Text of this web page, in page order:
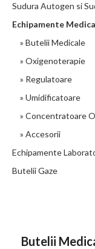
Sudura Autogen si
Echipamente
» Butelii Medicale
» Oxigenoterapie
» Regulatoare
» Umidificatoare
» Concentratoare
» Accesorii
Echipamente
Butelii Gaze
Butelii